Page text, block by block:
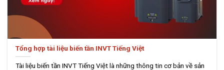
Tổng hợp tài liệu biến tần INVT Tiếng Việt
Tài liệu biến tần INVT Tiếng Việt là những thông tin cơ bản về sản